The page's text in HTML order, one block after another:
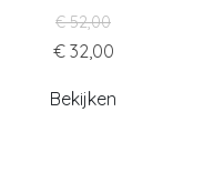
€ 52,00
€ 32,00
Bekijken